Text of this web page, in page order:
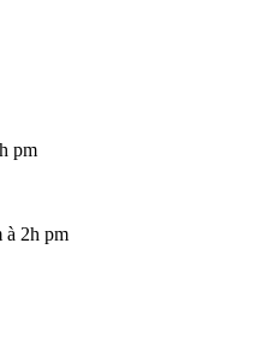
pm
à 2h pm